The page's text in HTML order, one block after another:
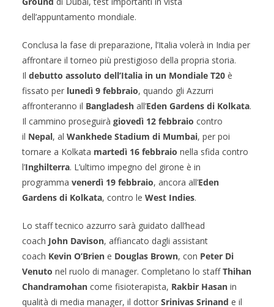
dell’appuntamento mondiale.
Conclusa la fase di preparazione, l’Italia volerà in India per
affrontare il torneo più prestigioso della propria storia.
Il debutto assoluto dell’Italia in un Mondiale T20 è
fissato per lunedì 9 febbraio, quando gli Azzurri
affronteranno il Bangladesh all’Eden Gardens di Kolkata.
Il cammino proseguirà giovedì 12 febbraio contro
il Nepal, al Wankhede Stadium di Mumbai, per poi
tornare a Kolkata martedì 16 febbraio nella sfida contro
l’Inghilterra. L’ultimo impegno del girone è in
programma venerdì 19 febbraio, ancora all’Eden
Gardens di Kolkata, contro le West Indies.
Lo staff tecnico azzurro sarà guidato dall’head
coach John Davison, affiancato dagli assistant
coach Kevin O’Brien e Douglas Brown, con Peter Di
Venuto nel ruolo di manager. Completano lo staffThihan
Chandramohan come fisioterapista, Rakbir Hasan in
qualità di media manager, il dottor Srinivas Srinand e il